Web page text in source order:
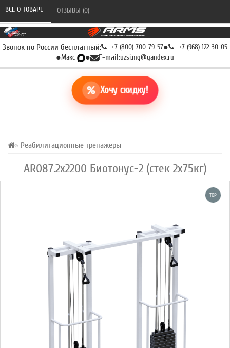
Звонок по России бесплатный: +7 (800) 700-79-57● +7 (968) 122-30-05
●Макс ● E-mail:uzsi.mg@yandex.ru
Хочу скидку!
Реабилитационные тренажеры
AR087.2х2200 Биотонус-2 (стек 2х75кг)
ВСЕ О ТОВАРЕ ОТЗЫВЫ (0)
TOP